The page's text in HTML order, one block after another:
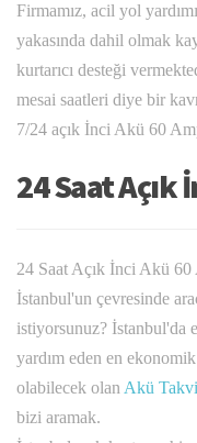
Firmamız, acil yol
yakasında dahil olmak
kurtarıcı desteği
mesai saatleri diye bir
7/24 açık İnci Akü 60
24 Saat Açık
24 Saat Açık İnci Akü
İstanbul'un çevresinde
istiyorsunuz? İstanbul'da
yardım eden en
olabilecek olan Akü
bizi aramak.